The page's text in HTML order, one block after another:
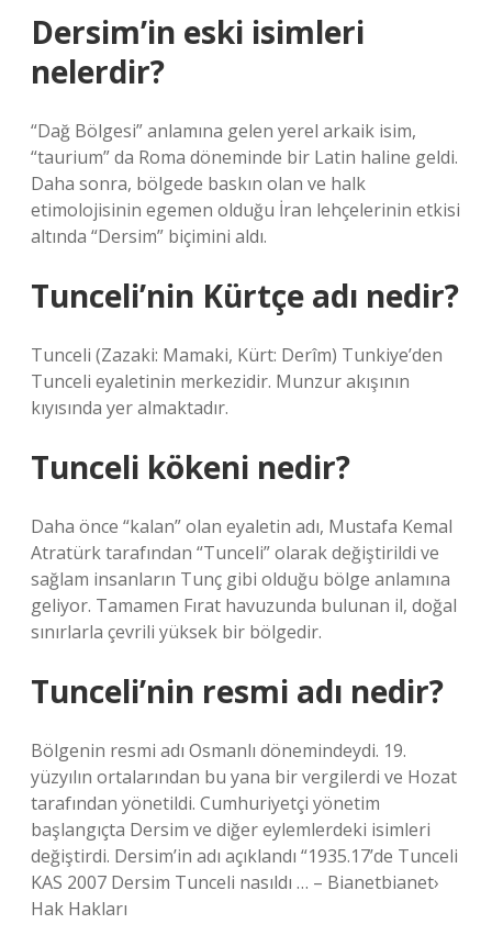
Dersim’in eski isimleri
nelerdir?
“Dağ Bölgesi” anlamına gelen yerel arkaik isim,
“taurium” da Roma döneminde bir Latin haline geldi.
Daha sonra, bölgede baskın olan ve halk
etimolojisinin egemen olduğu İran lehçelerinin etkisi
altında “Dersim” biçimini aldı.
Tunceli’nin Kürtçe adı nedir?
Tunceli (Zazaki: Mamaki, Kürt: Derîm) Tunkiye’den
Tunceli eyaletinin merkezidir. Munzur akışının
kıyısında yer almaktadır.
Tunceli kökeni nedir?
Daha önce “kalan” olan eyaletin adı, Mustafa Kemal
Atratürk tarafından “Tunceli” olarak değiştirildi ve
sağlam insanların Tunç gibi olduğu bölge anlamına
geliyor. Tamamen Fırat havuzunda bulunan il, doğal
sınırlarla çevrili yüksek bir bölgedir.
Tunceli’nin resmi adı nedir?
Bölgenin resmi adı Osmanlı dönemindeydi. 19.
yüzyılın ortalarından bu yana bir vergilerdi ve Hozat
tarafından yönetildi. Cumhuriyetçi yönetim
başlangıçta Dersim ve diğer eylemlerdeki isimleri
değiştirdi. Dersim’in adı açıklandı “1935.17’de Tunceli
KAS 2007 Dersim Tunceli nasıldı … – Bianetbianet›
Hak Hakları